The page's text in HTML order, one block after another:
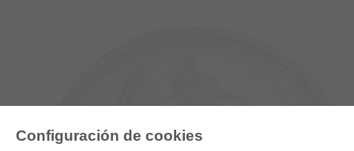
Configuración de cookies